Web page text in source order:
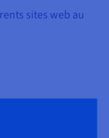
sites web au